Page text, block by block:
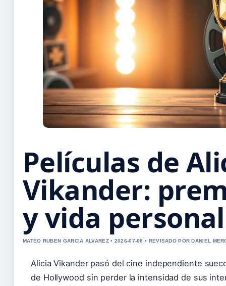
Películas de
Vikander:
y vida personal
MATEO RUBEN GARCIA ALVAREZ • 2026-07-08 • REVISADO POR DANIEL
Alicia Vikander pasó del cine independiente
de Hollywood sin perder la intensidad de sus